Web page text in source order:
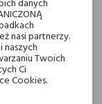
cytryna,
nuty
nuty zielone
danych
nasi partnerzy.
Twoich
Ci
Cookies.